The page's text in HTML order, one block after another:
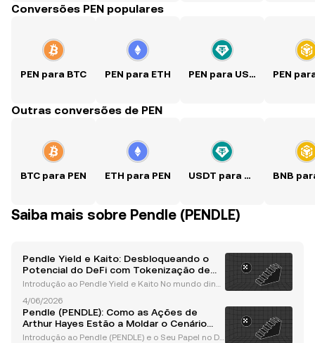
Conversões PEN populares
PEN para BTC PEN para ETH PEN para USDT PEN
Outras conversões de PEN
BTC para PEN ETH para PEN USDT para PEN BNB
Saiba mais sobre Pendle (PENDLE)
Pendle Yield e Kaito: Desbloqueando o
Potencial do DeFi com Tokenização de
Rendimentos
Introdução ao Pendle Yield e Kaito No mundo dinâ
os como o Pendle estão revolucionando a forma co
mo os usuários interagem com ativos geradores de
rend
4/06/2026
Pendle (PENDLE): Como as Ações de
Arthur Hayes Estão a Moldar o Cenário
DeFi
Introdução ao Pendle (PENDLE) e o Seu Papel no De